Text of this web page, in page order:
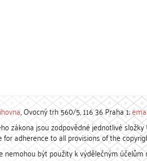
, Ovocný trh 560/5, 116 36 Praha 1;
zákona jsou zodpovědné jednotlivé
adherence to all provisions of the
nemohou být použity k výdělečným účelům